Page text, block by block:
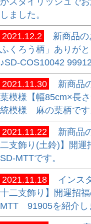
しました。
2021.12.2
新商品の
ふくろう柄」ありが
♪SD-COS10042
2021.11.30
新商品
葉模様【幅85cm×長
統模様 麻の葉柄です
2021.11.22
新商品
二支飾り(土鈴)】開
SD-MTTです。
2021.11.18
インス
十二支飾り】開運招
MTT 91905を紹介し